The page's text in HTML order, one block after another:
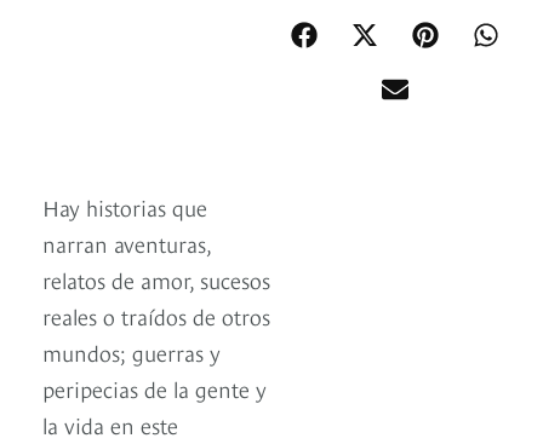
Hay historias que
narran aventuras,
relatos de amor, sucesos
reales o traídos de otros
mundos; guerras y
peripecias de la gente y
la vida en este